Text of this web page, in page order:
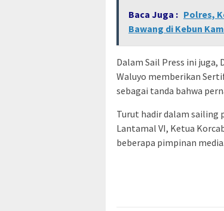
Baca Juga : Polres,
Bawang di Kebun
Dalam Sail Press ini
Waluyo memberikan
sebagai tanda bahwa
Turut hadir dalam sailing
Lantamal VI, Ketua
beberapa pimpinan media.